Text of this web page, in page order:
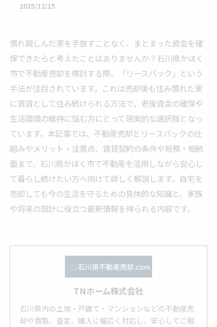
2025/12/15
慣れ親しんだ家を手放すことなく、まとまった資金を確
保できたらと考えたことはありませんか？石川県かほく
市で不動産売却を検討する際、「リースバック」という
手法が注目されています。これは売却後も住み慣れた家
に賃貸として住み続けられる方法で、老後資金の確保や
生活環境の維持に悩む方にとって現実的な選択肢となっ
ています。本記事では、不動産売却とリースバックの仕
組みやメリット・注意点、賃貸契約の条件や税務・相続
面まで、石川県かほく市で不動産を活用しながら安心し
て暮らし続けたい方へ向けて詳しく解説します。自宅を
売却しても今の生活を守るための具体的な知識と、家族
や将来の設計に役立つ最新情報を得られる内容です。
TNホーム株式会社
石川県内の土地・戸建て・マンションなどの不動産売
却や買取、査定、購入に幅広く対応し、安心してご相